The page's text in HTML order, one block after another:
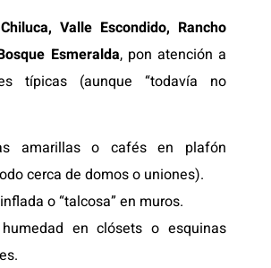
Chiluca, Valle Escondido, Rancho
Esmeralda, pon atención a
típicas (aunque “todavía no
amarillas o cafés en plafón
cerca de domos o uniones).
o “talcosa” en muros.
en clósets o esquinas